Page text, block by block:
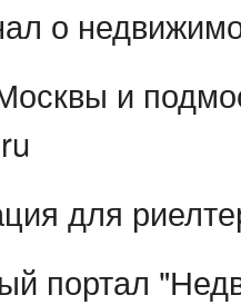
о
и
для
портал